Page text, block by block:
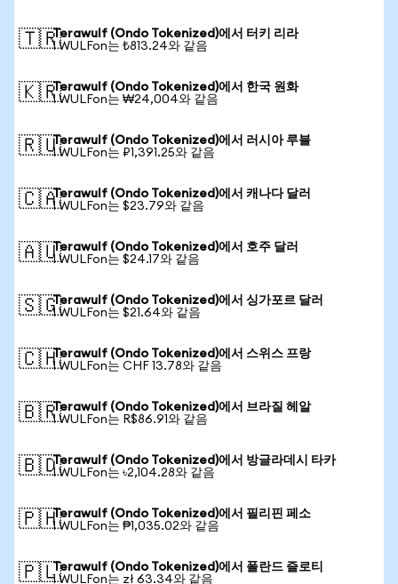
🇹🇷Terawulf (Ondo Tokenized)에서 터키 리라
1 WULFon는 ₺813.24와 같음
🇰🇷Terawulf (Ondo Tokenized)에서 한국 원화
1 WULFon는 ₩24,004와 같음
🇷🇺Terawulf (Ondo Tokenized)에서 러시아 루블
1 WULFon는 ₽1,391.25와 같음
🇨🇦Terawulf (Ondo Tokenized)에서 캐나다 달러
1 WULFon는 $23.79와 같음
🇦🇺Terawulf (Ondo Tokenized)에서 호주 달러
1 WULFon는 $24.17와 같음
🇸🇬Terawulf (Ondo Tokenized)에서 싱가포르 달러
1 WULFon는 $21.64와 같음
🇨🇭Terawulf (Ondo Tokenized)에서 스위스 프랑
1 WULFon는 CHF 13.78와 같음
🇧🇷Terawulf (Ondo Tokenized)에서 브라질 헤알
1 WULFon는 R$86.91와 같음
🇧🇩Terawulf (Ondo Tokenized)에서 방글라데시 타카
1 WULFon는 ৳2,104.28와 같음
🇵🇭Terawulf (Ondo Tokenized)에서 필리핀 페소
1 WULFon는 ₱1,035.02와 같음
🇵🇱Terawulf (Ondo Tokenized)에서 폴란드 즐로티
1 WULFon는 zł 63.34와 같음